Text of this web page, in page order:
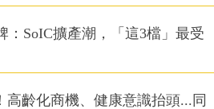
：SoIC擴產潮，「這3檔」最受
高齡化商機、健康意識抬頭...同